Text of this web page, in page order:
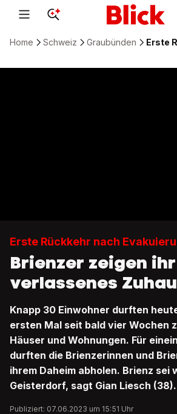
Home Schweiz Graubünden Erste
Erste Rückkehr nach
Brienzer zeigen ihr
verlassenes
Knapp 30 Einwohner durften
ersten Mal seit bald vier Wochen
Häuser und Wohnungen. Für
durften die Brienzerinnen und
ihrem Daheim abholen. Brienz sei
Geisterdorf, sagt Gian Liesch (38).
Publiziert: 07.06.2023 um 15:51 Uhr